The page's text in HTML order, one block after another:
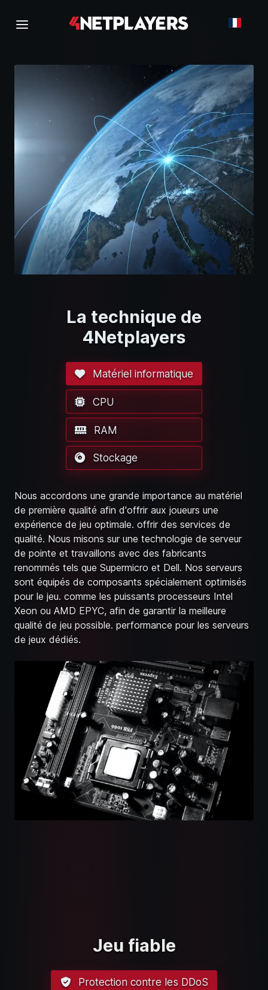
La technique de
4Netplayers
Matériel informatique
CPU
RAM
Stockage
Nous accordons une grande importance au matériel
de première qualité afin d'offrir aux joueurs une
expérience de jeu optimale. offrir des services de
qualité. Nous misons sur une technologie de serveur
de pointe et travaillons avec des fabricants
renommés tels que Supermicro et Dell. Nos serveurs
sont équipés de composants spécialement optimisés
pour le jeu. comme les puissants processeurs Intel
Xeon ou AMD EPYC, afin de garantir la meilleure
qualité de jeu possible. performance pour les serveurs
de jeux dédiés.
Jeu fiable
Protection contre les DDoS